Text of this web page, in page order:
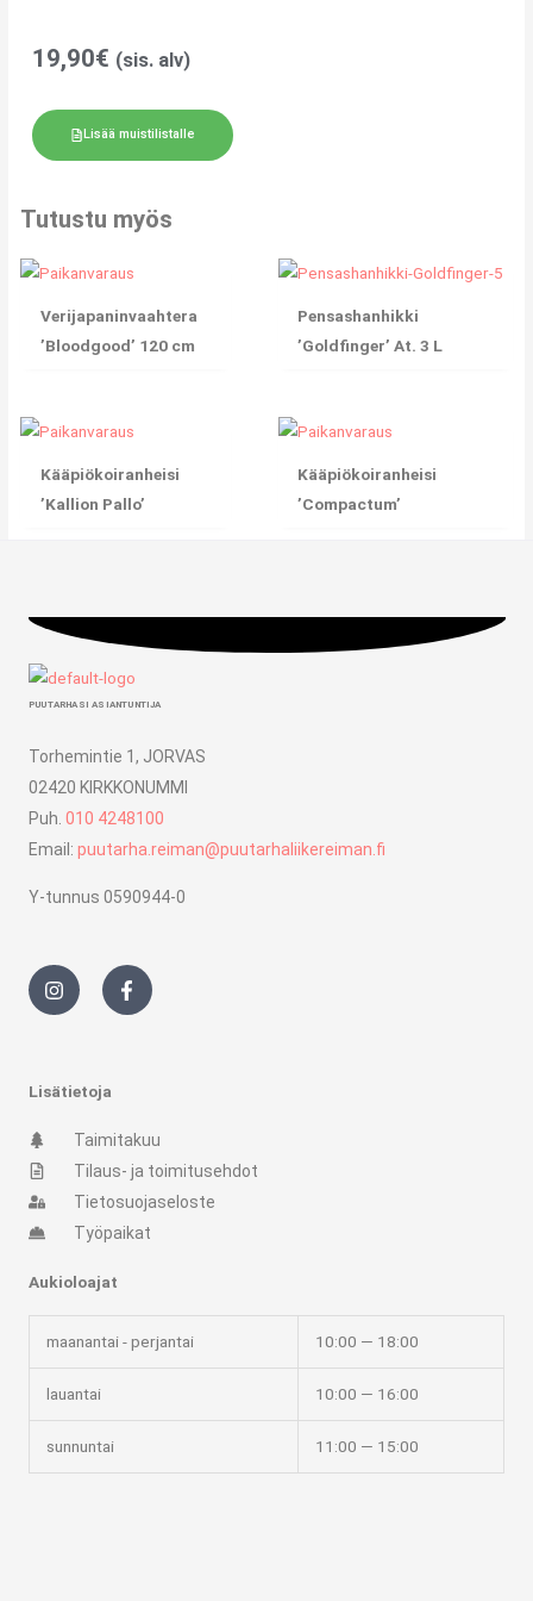
19,90€ (sis. alv)
Lisää muistilistalle
Tutustu myös
Verijapaninvaahtera
’Bloodgood’ 120 cm
Pensashanhikki
’Goldfinger’ At. 3 L
Kääpiökoiranheisi
’Kallion Pallo’
Kääpiökoiranheisi
’Compactum’
PUUTARHASI ASIANTUNTIJA
Torhemintie 1, JORVAS
02420 KIRKKONUMMI
Puh. 010 4248100
Email: puutarha.reiman@puutarhaliikereiman.fi
Y-tunnus 0590944-0
I
n
s
t
r
a
F
a
c
e
f
Lisätietoja
Taimitakuu
Tilaus- ja toimitusehdot
Tietosuojaseloste
Työpaikat
Aukioloajat
maanantai - perjantai 10:00 — 18:00
lauantai 10:00 — 16:00
sunnuntai 11:00 — 15:00